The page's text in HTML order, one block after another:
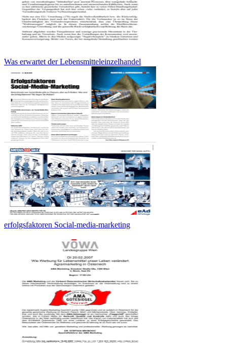
Was erwartet der Lebensmitteleinzelhandel
erfolgsfaktoren Social-media-marketing